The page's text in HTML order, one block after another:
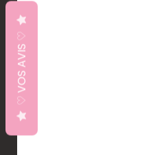
♡ VOS AVIS ♡